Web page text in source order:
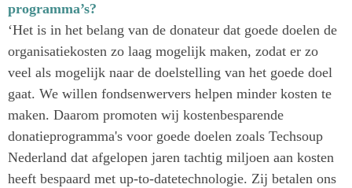
programma’s?
‘Het is in het belang van de donateur dat goede doelen de
organisatiekosten zo laag mogelijk maken, zodat er zo
veel als mogelijk naar de doelstelling van het goede doel
gaat. We willen fondsenwervers helpen minder kosten te
maken. Daarom promoten wij kostenbesparende
donatieprogramma's voor goede doelen zoals Techsoup
Nederland dat afgelopen jaren tachtig miljoen aan kosten
heeft bespaard met up-to-datetechnologie. Zij betalen ons